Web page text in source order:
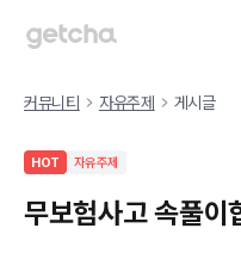
커뮤니티 자유주제 게시글
HOT 자유주제
무보험사고 속풀이